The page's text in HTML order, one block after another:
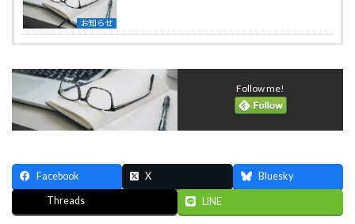
お知らせ
Follow me!
Facebook X Bluesky
Threads LINE